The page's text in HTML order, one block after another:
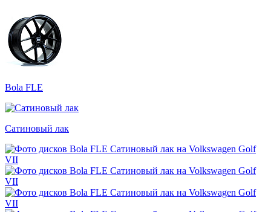
Bola FLE
Сатиновый лак